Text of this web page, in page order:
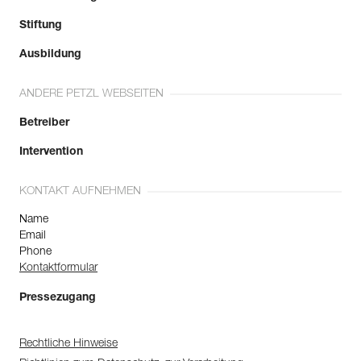
Stiftung
Ausbildung
ANDERE PETZL WEBSEITEN
Betreiber
Intervention
KONTAKT AUFNEHMEN
Name
Email
Phone
Kontaktformular
Pressezugang
Rechtliche Hinweise